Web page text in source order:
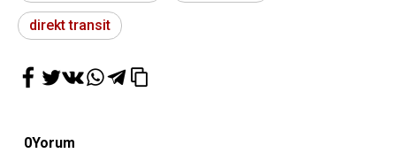
direkt transit
0Yorum